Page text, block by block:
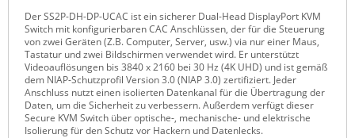
Poynting
Raritan
Riello UPS
Server Technology
Siretta
Der SS2P-DH-DP-UCAC ist ein sicherer Dual-Head DisplayPort KVM
Switch mit konfigurierbaren CAC Anschlüssen, der für die Steuerung
von zwei Geräten (Z.B. Computer, Server, usw.) via nur einer Maus,
Tastatur und zwei Bildschirmen verwendet wird. Er unterstützt
Videoauflösungen bis 3840 x 2160 bei 30 Hz (4K UHD) und ist gemäß
dem NIAP-Schutzprofil Version 3.0 (NIAP 3.0) zertifiziert. Jeder
Anschluss nutzt einen isolierten Datenkanal für die Übertragung der
Daten, um die Sicherheit zu verbessern. Außerdem verfügt dieser
Secure KVM Switch über optische-, mechanische- und elektrische
Isolierung für den Schutz vor Hackern und Datenlecks.